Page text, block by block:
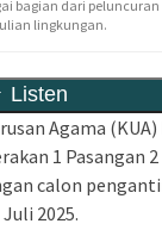
bagian dari peluncuran
lingkungan.
Agama
1 Pasangan
calon
2025.